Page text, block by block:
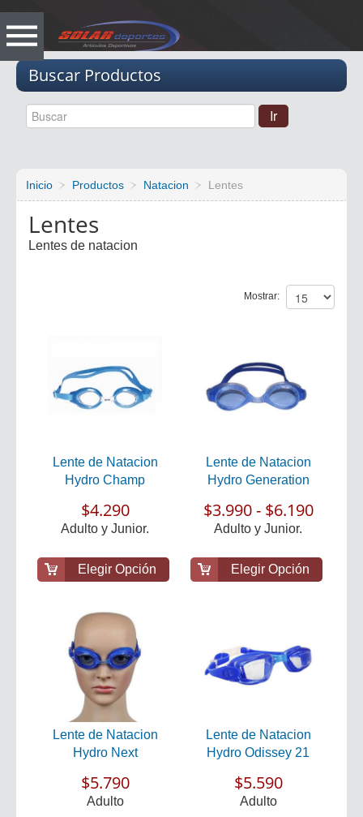
Buscar Productos
Inicio Productos Natacion Lentes
Lentes
Lentes de natacion
Mostrar:
Lente de Natacion
Hydro Champ
$4.290
Adulto y Junior.
Elegir Opción
Lente de Natacion
Hydro Generation
$3.990 - $6.190
Adulto y Junior.
Elegir Opción
Lente de Natacion
Hydro Next
$5.790
Adulto
Lente de Natacion
Hydro Odissey 21
$5.590
Adulto